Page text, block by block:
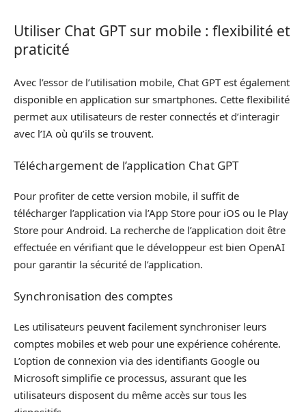
Utiliser Chat GPT sur mobile : flexibilité et
praticité
Avec l’essor de l’utilisation mobile, Chat GPT est également
disponible en application sur smartphones. Cette flexibilité
permet aux utilisateurs de rester connectés et d’interagir
avec l’IA où qu’ils se trouvent.
Téléchargement de l’application Chat GPT
Pour profiter de cette version mobile, il suffit de
télécharger l’application via l’App Store pour iOS ou le Play
Store pour Android. La recherche de l’application doit être
effectuée en vérifiant que le développeur est bien OpenAI
pour garantir la sécurité de l’application.
Synchronisation des comptes
Les utilisateurs peuvent facilement synchroniser leurs
comptes mobiles et web pour une expérience cohérente.
L’option de connexion via des identifiants Google ou
Microsoft simplifie ce processus, assurant que les
utilisateurs disposent du même accès sur tous les